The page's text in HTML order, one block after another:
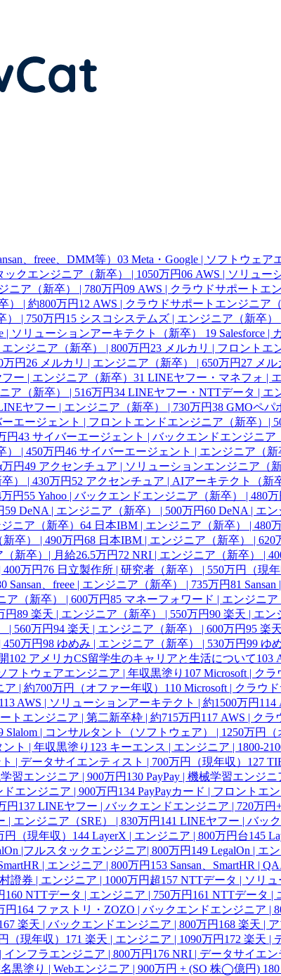
、freee、DMM等） 03 Meta・Google | ソフトウェア
ックエンジニア（新卒） | 1050万円06 AWS | ソリュー
ニア（新卒） | 780万円09 AWS | クラウドサポートエ
） | 約800万円 12 AWS | クラウドサポートエンジニア
| 750万円 15 シスコシステムズ | エンジニア（新卒）
| ソリューションアーキテクト（新卒） 19 Salesforce |
ンジニア（新卒） | 800万円 23 メルカリ | フロントエ
万円 26 メルカリ | エンジニア（新卒） | 650万円 27 メ
ー | エンジニア（新卒） 31 LINEヤフー・マネフォ |
ア（新卒） | 516万円34 LINEヤフー・NTTデータ | エ
ヤフー | エンジニア（新卒） | 730万円38 GMOペパ
エージェント | フロントエンドエンジニア（新卒）|
円43 サイバーエージェント | バックエンドエンジニア
| 450万円46 サイバーエージェント | エンジニア（新
円49 アクセンチュア | ソリューションエンジニア（
） | 430万円 52 アクセンチュア | AIアーキテクト（新
円 55 Yahoo | バックエンドエンジニア（新卒） | 480万
59 DeNA | エンジニア（新卒） | 500万円60 DeNA | エン
ニア（新卒） 64 日本IBM | エンジニア（新卒） | 480
卒） | 490万円68 日本IBM | エンジニア（新卒） | 620
新卒）| 月給26.5万円 72 NRI | エンジニア（新卒） |
万円 76 日立製作所 | 研究者（新卒） | 550万円（現年
Sansan、freee | エンジニア（新卒） | 735万円81
ア（新卒） | 600万円85 マネーフォワード | エンジニア
円89 楽天 | エンジニア（新卒） | 550万円90 楽天 | エン
| 560万円94 楽天 | エンジニア（新卒） | 600万円95 楽
万円98 ゆめみ | エンジニア（新卒） | 530万円99 ゆ
102 アメリカCS留学生のキャリアと生活について103
フトウェアエンジニア | 年収黒塗り 107 Microsoft | ク
| 約700万円（オファー年収） 110 Microsoft | クラウ
113 AWS | ソリューションアーキテクト | 約1500万円 114
トエンジニア | 第二新卒枠 | 約715万円 117 AWS | クラ
Slalom | コンサルタント（ソフトウェア） | 1250万円（
ト | 年収黒塗り 123 キーエンス | エンジニア | 1800-
| データサイエンティスト | 700万円（現年収） 127
習エンジニア | 900万円 130 PayPay | 機械学習エンジニ
エンジニア | 900万円 134 PayPayカード | フロントエ
円 137 LINEヤフー | バックエンドエンジニア | 720万円
| エンジニア（SRE） | 830万円 141 LINEヤフー | バッ
（現年収） 144 LayerX | エンジニア | 800万円台145
|フルスタックエンジニア| 800万円 149 LegalOn | エ
| エンジニア | 800万円 153 Sansan、SmartHR |
證券 | エンジニア | 1000万円超157 NTTデータ | ソリュ
160 NTTデータ | エンジニア | 750万円 161 NTTデータ |
円 164 ファストリ・ZOZO | バックエンドエンジニア |
楽天 | バックエンドエンジニア | 800万円 168 楽天 |
（現年収） 171 楽天 | エンジニア | 1090万円 172 楽天 |
インフラエンジニア | 800万円 176 NRI | データサイエン
黒塗り | Webエンジニア | 900万円 + (SO 株◯億円) 180